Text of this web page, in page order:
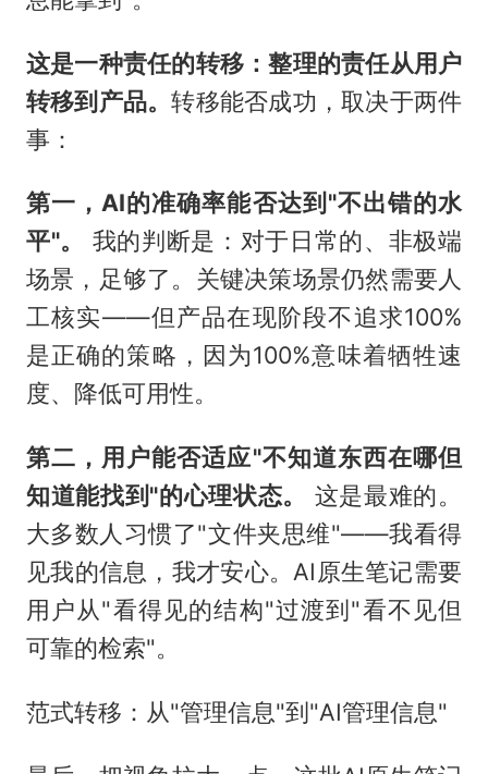
这是一种责任的转移：整理的责任从用户
转移到产品。转移能否成功，取决于两件
事：
第一，AI的准确率能否达到"不出错的水
平"。
我的判断是：对于日常的、非极端
场景，足够了。关键决策场景仍然需要人
工核实——但产品在现阶段不追求100%
是正确的策略，因为100%意味着牺牲速
度、降低可用性。
第二，用户能否适应"不知道东西在哪但
知道能找到"的心理状态。
这是最难的。
大多数人习惯了"文件夹思维"——我看得
见我的信息，我才安心。AI原生笔记需要
用户从"看得见的结构"过渡到"看不见但
可靠的检索"。
范式转移：从"管理信息"到"AI管理信息"